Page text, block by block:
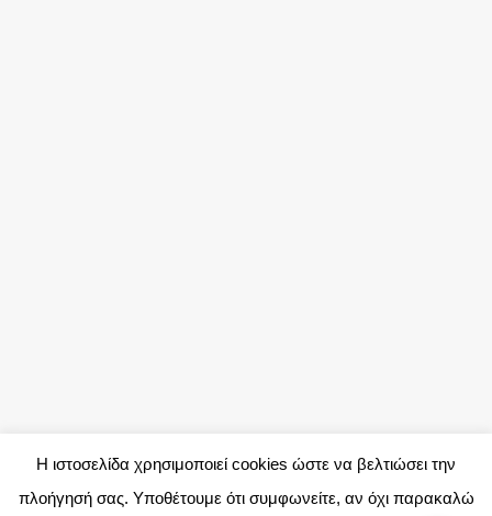
Η ιστοσελίδα χρησιμοποιεί cookies ώστε να βελτιώσει την
πλοήγησή σας. Υποθέτουμε ότι συμφωνείτε, αν όχι παρακαλώ